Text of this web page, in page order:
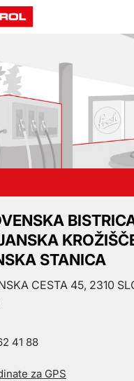
STANICA
CESTA 45, 2310
41 88
za GPS